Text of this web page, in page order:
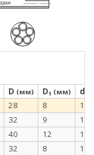
D (мм) D₁ (мм) d
28 8 12
32 9 12
40 12 12
32 8 10